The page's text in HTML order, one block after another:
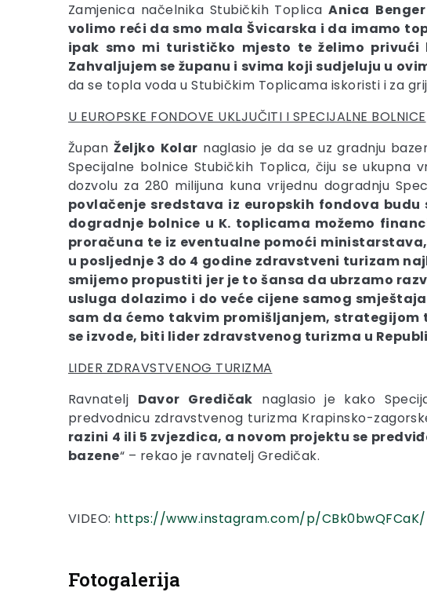
Zamjenica načelnika Stubičkih ToplicaAnica Benger
volimo reći da smo mala Švicarska i da imamo
ipak smo mi turističko mjesto te želimo
Zahvaljujem se županu i svima koji sudjeluju u
da se topla voda u Stubičkim Toplicama iskoristi i za
U EUROPSKE FONDOVE UKLJUČITI I SPECIJALNE BOLNICE
Župan Željko Kolar naglasio je da se uz gradnju
Specijalne bolnice Stubičkih Toplica, čiju se ukupna
dozvolu za 280 milijuna kuna vrijednu dogradnju
povlačenje sredstava iz europskih fondova
dogradnje bolnice u K. toplicama možemo
proračuna te iz eventualne pomoći
u posljednje 3 do 4 godine zdravstveni turizam
smijemo propustiti jer je to šansa da ubrzamo
usluga dolazimo i do veće cijene samog
sam da ćemo takvim promišljanjem,
se izvode, biti lider zdravstvenog turizma u
LIDER ZDRAVSTVENOG TURIZMA
Ravnatelj Davor Gredičak naglasio je kako
predvodnicu zdravstvenog turizma Krapinsko-
razini 4 ili 5 zvjezdica, a novom projektu se
bazene“ – rekao je ravnatelj Gredičak.
VIDEO: https://www.instagram.com/p/CBk0bwQFCaK/
Fotogalerija